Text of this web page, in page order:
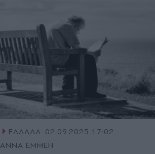
ΕΛΛΑΔΑ 02.09.2025 17:02
ΑΝΝΑ ΕΜΜΕΗ